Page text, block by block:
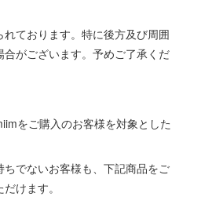
ております。特に後方及び周囲
がございます。予めご了承くだ
をご購入のお客様を対象とした
でないお客様も、下記商品をご
けます。